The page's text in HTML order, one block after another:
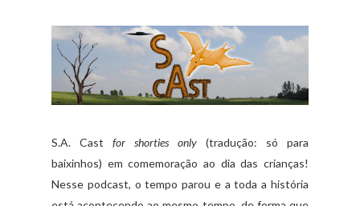
S.A. Cast for shorties only (tradução: só para
baixinhos) em comemoração ao dia das crianças!
Nesse podcast, o tempo parou e a toda a história